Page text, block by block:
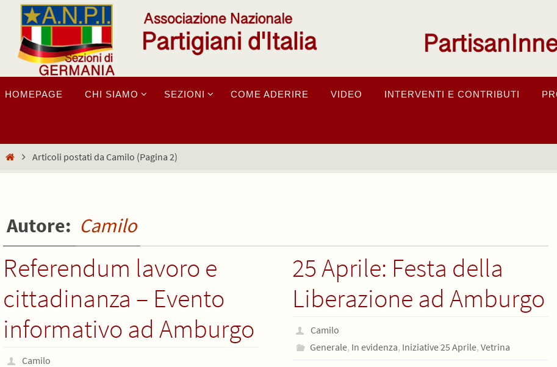
Salta
contenuto
alHOMEPAGE CHI SIAMO SEZIONI COME ADERIRE VIDEO INTERVENTI E CONTRIBUTI
HomeArticoli postati da Camilo (Pagina 2)
Autore: Camilo
Referendum lavoro e
cittadinanza – Evento
informativo ad Amburgo
Camilo
25 Aprile: Festa della
Liberazione ad Amburgo
Camilo
Generale, In evidenza, Iniziative 25 Aprile, Vetrina